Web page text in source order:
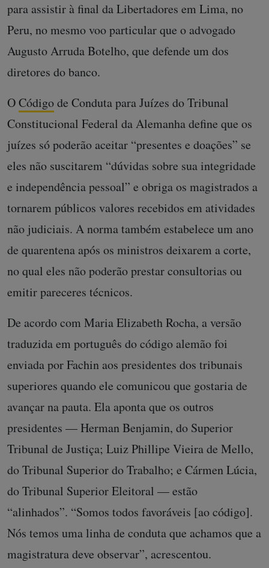
para assistir à final da Libertadores em Lima, no
Peru, no mesmo voo particular que o advogado
Augusto Arruda Botelho, que defende um dos
diretores do banco.
OCódigode Conduta para Juízes do Tribunal
Constitucional Federal da Alemanha define que os
juízes só poderão aceitar “presentes e doações” se
eles não suscitarem “dúvidas sobre sua integridade
e independência pessoal” e obriga os magistrados a
tornarem públicos valores recebidos em atividades
não judiciais. A norma também estabelece um ano
de quarentena após os ministros deixarem a corte,
no qual eles não poderão prestar consultorias ou
emitir pareceres técnicos.
De acordo com Maria Elizabeth Rocha, a versão
traduzida em português do código alemão foi
enviada por Fachin aos presidentes dos tribunais
superiores quando ele comunicou que gostaria de
avançar na pauta. Ela aponta que os outros
presidentes — Herman Benjamin, do Superior
Tribunal de Justiça; Luiz Phillipe Vieira de Mello,
do Tribunal Superior do Trabalho; e Cármen Lúcia,
do Tribunal Superior Eleitoral — estão
“alinhados”. “Somos todos favoráveis [ao código].
Nós temos uma linha de conduta que achamos que a
magistratura deve observar”, acrescentou.